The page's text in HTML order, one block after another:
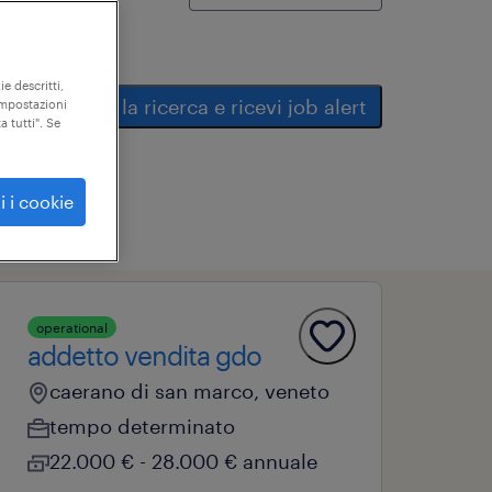
salva la ricerca e ricevi job alert
operational
addetto vendita gdo
caerano di san marco, veneto
tempo determinato
22.000 € - 28.000 € annuale
descritti,
tutti". Se
i cookie